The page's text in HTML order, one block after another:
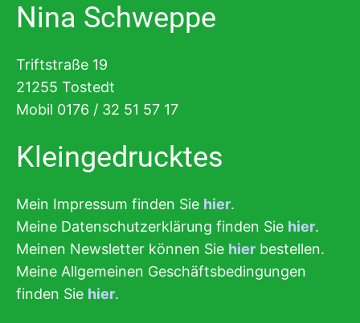
Nina Schweppe
Triftstraße 19
21255 Tostedt
Mobil 0176 / 32 51 57 17
Kleingedrucktes
Mein Impressum finden Sie hier.
Meine Datenschutzerklärung finden Sie hier.
Meinen Newsletter können Sie hier bestellen.
Meine Allgemeinen Geschäftsbedingungen
finden Sie hier.